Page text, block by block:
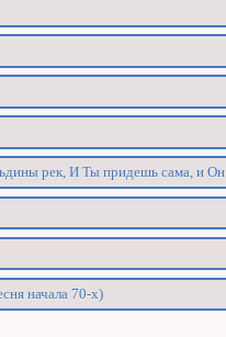
рек, И Ты придешь сама, и Он
начала 70-х)